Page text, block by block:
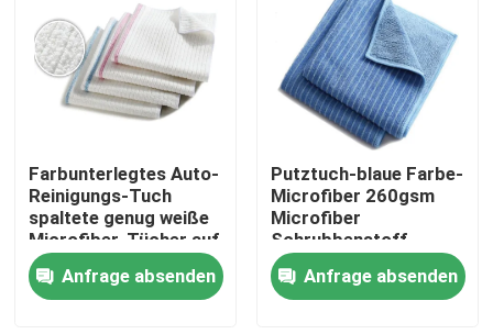
Fabrik Tour
Qualitätskontrolle
Kontakt
Referenzen
Farbunterlegtes Auto-
Reinigungs-Tuch
spaltete genug weiße
Microfiber-Tücher auf
Anfrage absenden
Putztuch-blaue Farbe-
Microfiber 260gsm
Microfiber
Schrubbenstoff
Anfrage absenden